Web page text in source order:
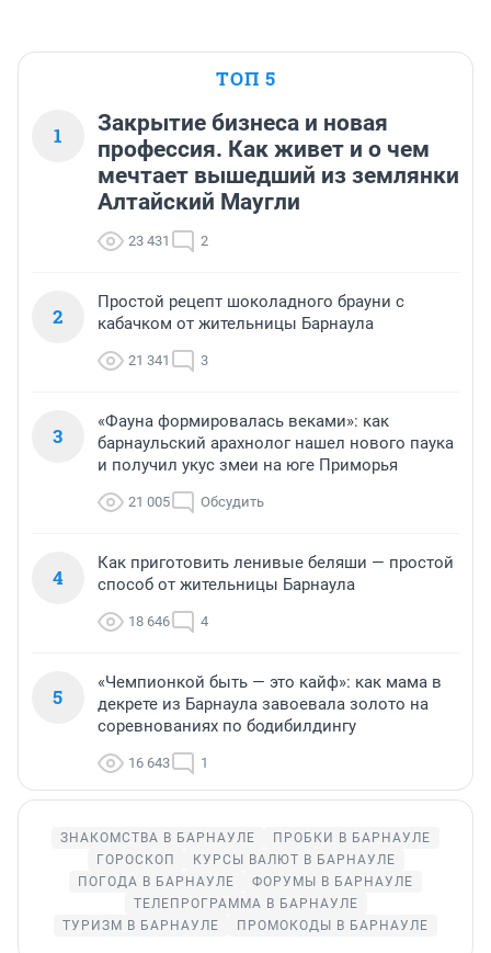
ТОП 5
1
Закрытие бизнеса и новая
профессия. Как живет и о чем
мечтает вышедший из землянки
Алтайский Маугли
23 431 2
2
Простой рецепт шоколадного брауни с
кабачком от жительницы Барнаула
21 341 3
3
«Фауна формировалась веками»: как
барнаульский арахнолог нашел нового паука
и получил укус змеи на юге Приморья
21 005 Обсудить
4
Как приготовить ленивые беляши — простой
способ от жительницы Барнаула
18 646 4
5
«Чемпионкой быть — это кайф»: как мама в
декрете из Барнаула завоевала золото на
соревнованиях по бодибилдингу
16 643 1
ЗНАКОМСТВА В БАРНАУЛЕ
ПРОБКИ В БАРНАУЛЕ
ГОРОСКОП
КУРСЫ ВАЛЮТ В БАРНАУЛЕ
ПОГОДА В БАРНАУЛЕ
ФОРУМЫ В БАРНАУЛЕ
ТЕЛЕПРОГРАММА В БАРНАУЛЕ
ТУРИЗМ В БАРНАУЛЕ
ПРОМОКОДЫ В БАРНАУЛЕ